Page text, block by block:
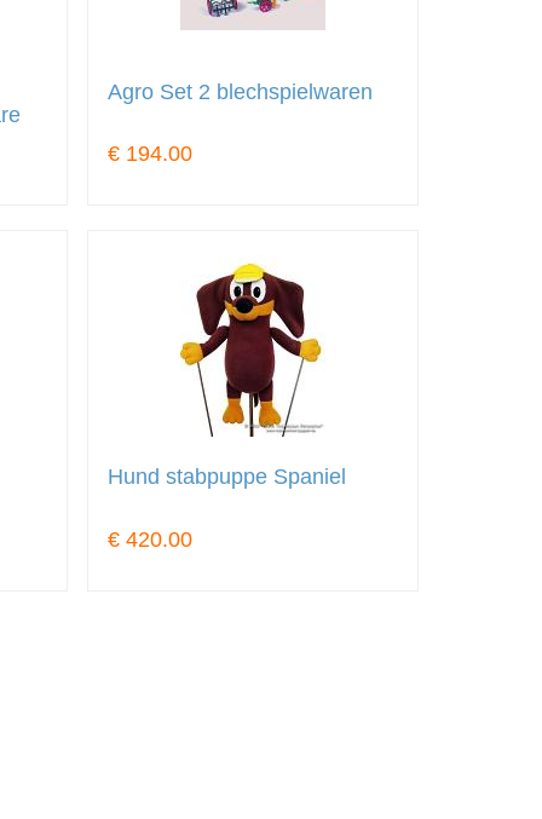
Agro Set 2 blechspielwaren
€ 194.00
Hund stabpuppe Spaniel
€ 420.00